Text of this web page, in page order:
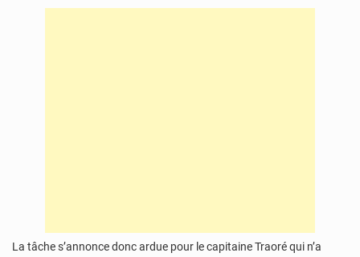
La tâche s’annonce donc ardue pour le capitaine Traoré qui n’a